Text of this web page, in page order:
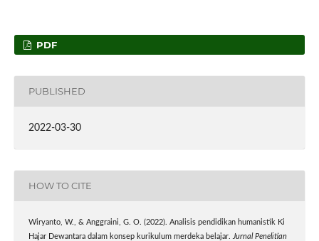
PDF
PUBLISHED
2022-03-30
HOW TO CITE
Wiryanto, W., & Anggraini, G. O. (2022). Analisis pendidikan humanistik Ki
Hajar Dewantara dalam konsep kurikulum merdeka belajar.
Jurnal Penelitian